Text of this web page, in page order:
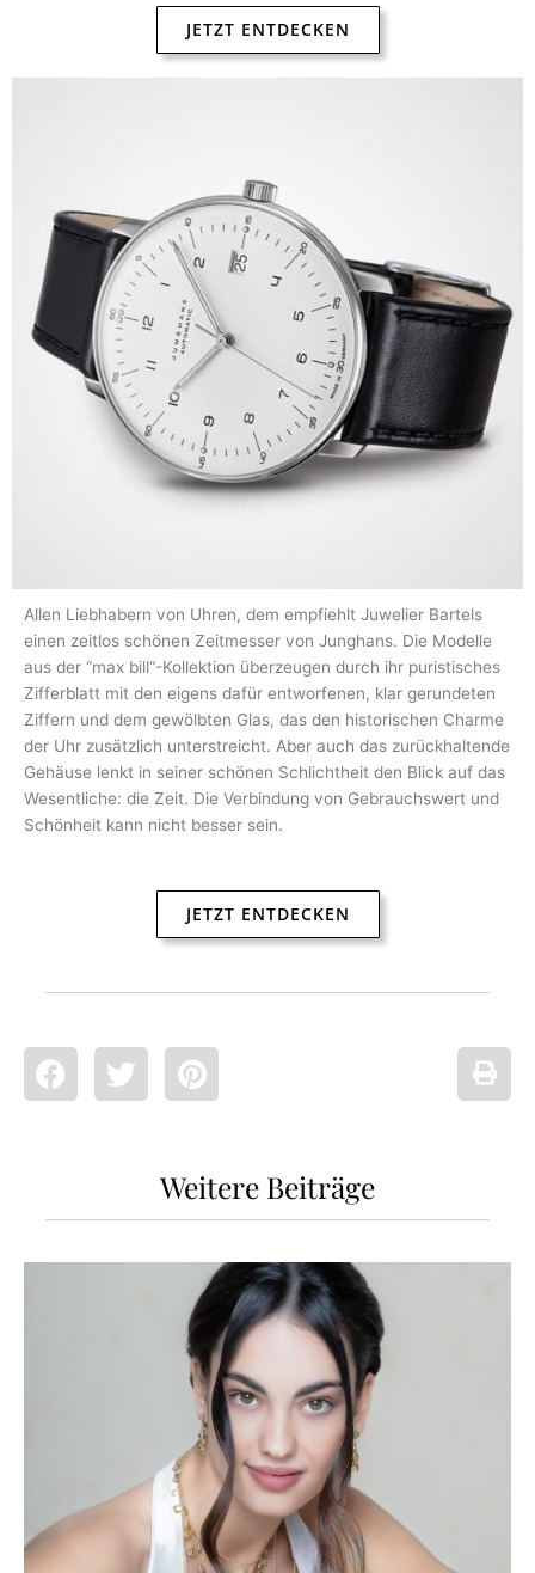
JETZT ENTDECKEN
Allen Liebhabern von Uhren, dem empfiehlt Juwelier Bartels
einen zeitlos schönen Zeitmesser von Junghans. Die Modelle
aus der “max bill“-Kollektion überzeugen durch ihr puristisches
Zifferblatt mit den eigens dafür entworfenen, klar gerundeten
Ziffern und dem gewölbten Glas, das den historischen Charme
der Uhr zusätzlich unterstreicht. Aber auch das zurückhaltende
Gehäuse lenkt in seiner schönen Schlichtheit den Blick auf das
Wesentliche: die Zeit. Die Verbindung von Gebrauchswert und
Schönheit kann nicht besser sein.
JETZT ENTDECKEN
Weitere Beiträge